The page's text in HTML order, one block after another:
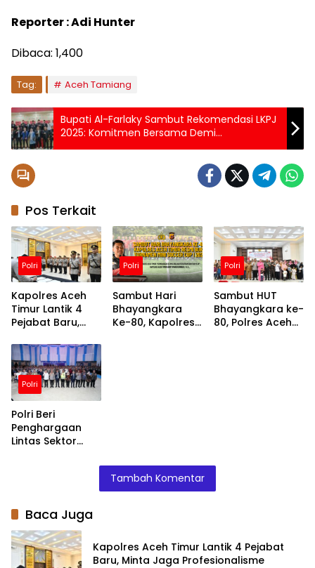
Reporter : Adi Hunter
Dibaca: 1,400
Tag: Aceh Tamiang
Bupati Al-Farlaky Sambut Rekomendasi LKPJ
2025: Komitmen Bersama Demi
Kesejahteraan Aceh Timur
Pos Terkait
Polri
Kapolres Aceh
Timur Lantik 4
Pejabat Baru,
Profesionalisme
Polri
Sambut Hari
Bhayangkara
Ke-80, Kapolres
Polri
Sambut HUT
Bhayangkara ke-
80, Polres Aceh
Polri
Polri Beri
Penghargaan
Lintas Sektor
Turun 30%
Tambah Komentar
Baca Juga
Kapolres Aceh Timur Lantik 4 Pejabat
Baru, Minta Jaga Profesionalisme